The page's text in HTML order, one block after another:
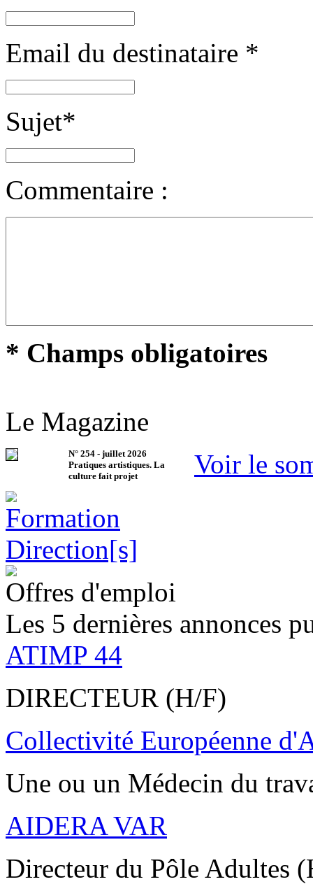
Email du destinataire *
Sujet*
Commentaire :
* Champs obligatoires
Le Magazine
N° 254 - juillet 2026
Pratiques artistiques. La
culture fait projet
Voir le
Offres d'emploi
Les 5 dernières annonces
ATIMP 44
DIRECTEUR (H/F)
Collectivité Européenne
Une ou un Médecin du
AIDERA VAR
Directeur du Pôle Adultes